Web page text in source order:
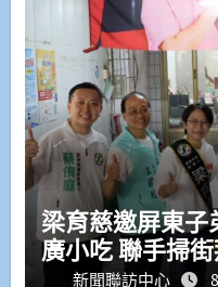
梁育慈邀屏東子
廣小吃 聯手掃
新聞聯訪中心